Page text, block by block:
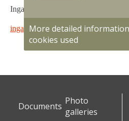
Inga Ezeriņa
inga.ezerina@mil.lv
Documents Photo
galleries
More detailed
cookies used